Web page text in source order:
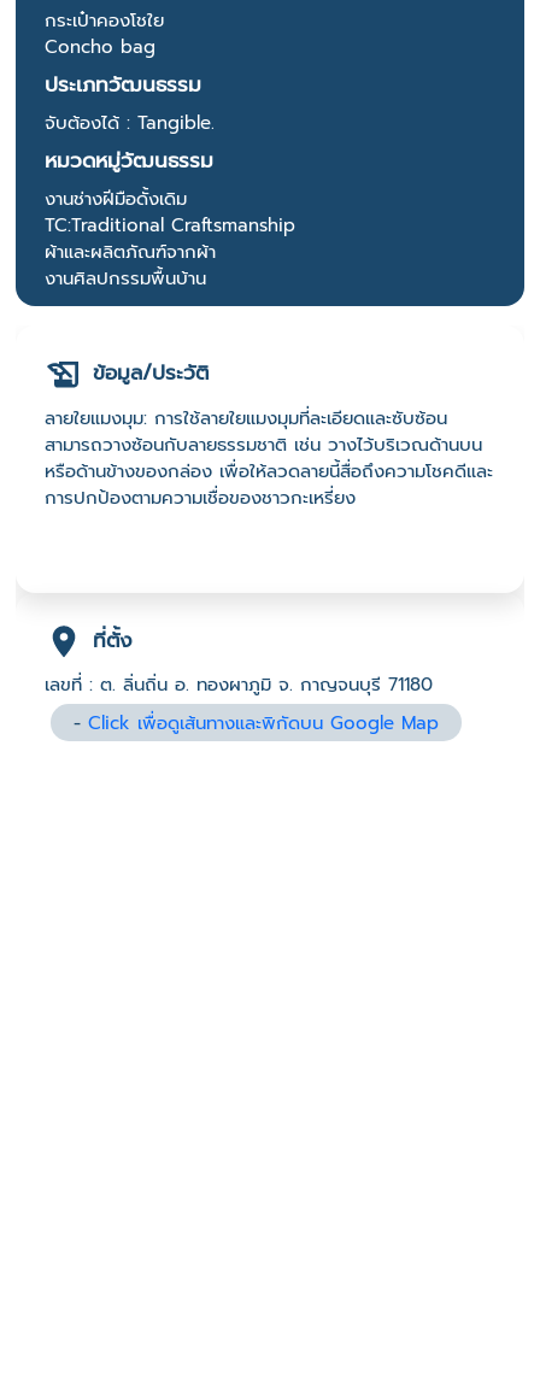
กระเป๋าคองโชใย
Concho bag
ประเภทวัฒนธรรม
จับต้องได้ : Tangible.
หมวดหมู่วัฒนธรรม
งานช่างฝีมือดั้งเดิม
TC:Traditional Craftsmanship
ผ้าและผลิตภัณฑ์จากผ้า
งานศิลปกรรมพื้นบ้าน
ข้อมูล/ประวัติ
ลายใยแมงมุม: การใช้ลายใยแมงมุมที่ละเอียดและซับซ้อน
สามารถวางซ้อนกับลายธรรมชาติ เช่น วางไว้บริเวณด้านบน
หรือด้านข้างของกล่อง เพื่อให้ลวดลายนี้สื่อถึงความโชคดีและ
การปกป้องตามความเชื่อของชาวกะเหรี่ยง
ที่ตั้ง
เลขที่ : ต. ลิ่นถิ่น อ. ทองผาภูมิ จ. กาญจนบุรี 71180
-Click เพื่อดูเส้นทางและพิกัดบน Google Map